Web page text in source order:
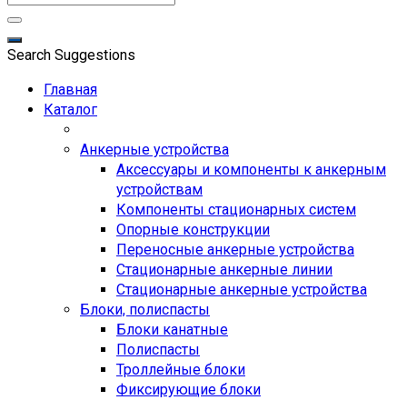
Search Suggestions
Главная
Каталог
Анкерные устройства
Аксессуары и компоненты к анкерным
устройствам
Компоненты стационарных систем
Опорные конструкции
Переносные анкерные устройства
Стационарные анкерные линии
Стационарные анкерные устройства
Блоки, полиспасты
Блоки канатные
Полиспасты
Троллейные блоки
Фиксирующие блоки